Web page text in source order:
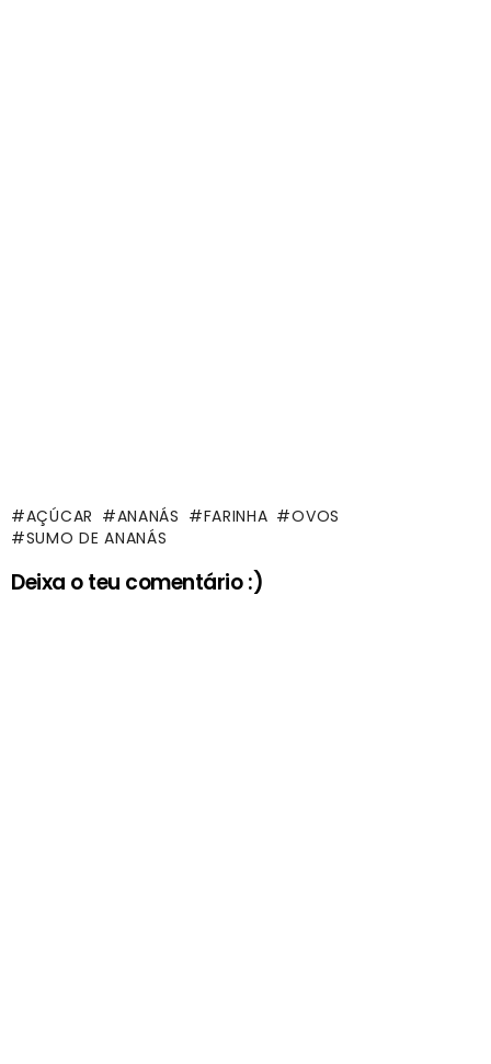
AÇÚCAR ANANÁS FARINHA
OVOS
SUMO DE ANANÁS
Deixa o teu comentário :)